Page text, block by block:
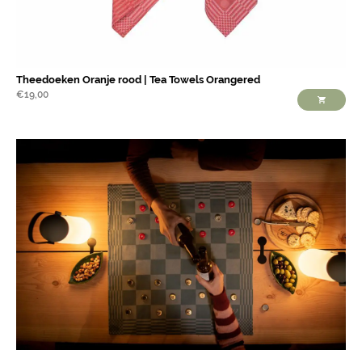
Theedoeken Oranje rood | Tea Towels Orangered
€19,00